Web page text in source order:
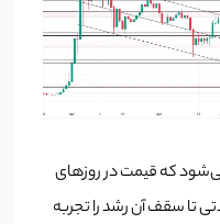
که قیمت در روزهای
تا سقف آن رشد را تجربه